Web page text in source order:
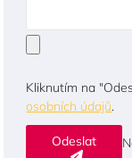
Kliknutím na
osobních údajů.